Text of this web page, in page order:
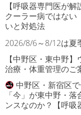
【呼吸器専門医が
クーラー病ではない
いと対処法
2026/8/6～8/12は夏
【中野区・東中野
治療・体重管理のご
中野区・新宿区
「今」が東中野・
ンスなのか？【呼吸